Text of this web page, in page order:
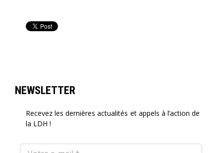
NEWSLETTER
Recevez les dernières actualités et appels à l’action de
la LDH !